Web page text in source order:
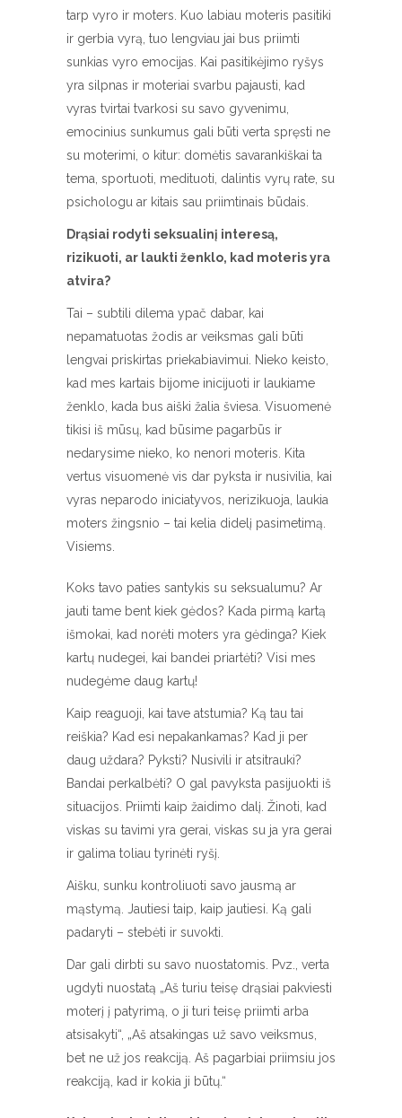
tarp vyro ir moters. Kuo labiau moteris pasitiki
ir gerbia vyrą, tuo lengviau jai bus priimti
sunkias vyro emocijas. Kai pasitikėjimo ryšys
yra silpnas ir moteriai svarbu pajausti, kad
vyras tvirtai tvarkosi su savo gyvenimu,
emocinius sunkumus gali būti verta spręsti ne
su moterimi, o kitur: domėtis savarankiškai ta
tema, sportuoti, medituoti, dalintis vyrų rate, su
psichologu ar kitais sau priimtinais būdais.
Drąsiai rodyti seksualinį interesą,
rizikuoti, ar laukti ženklo, kad moteris yra
atvira?
Tai – subtili dilema ypač dabar, kai
nepamatuotas žodis ar veiksmas gali būti
lengvai priskirtas priekabiavimui. Nieko keisto,
kad mes kartais bijome inicijuoti ir laukiame
ženklo, kada bus aiški žalia šviesa. Visuomenė
tikisi iš mūsų, kad būsime pagarbūs ir
nedarysime nieko, ko nenori moteris. Kita
vertus visuomenė vis dar pyksta ir nusivilia, kai
vyras neparodo iniciatyvos, nerizikuoja, laukia
moters žingsnio – tai kelia didelį pasimetimą.
Visiems.
Koks tavo paties santykis su seksualumu? Ar
jauti tame bent kiek gėdos? Kada pirmą kartą
išmokai, kad norėti moters yra gėdinga? Kiek
kartų nudegei, kai bandei priartėti? Visi mes
nudegėme daug kartų!
Kaip reaguoji, kai tave atstumia? Ką tau tai
reiškia? Kad esi nepakankamas? Kad ji per
daug uždara? Pyksti? Nusivili ir atsitrauki?
Bandai perkalbėti? O gal pavyksta pasijuokti iš
situacijos. Priimti kaip žaidimo dalį. Žinoti, kad
viskas su tavimi yra gerai, viskas su ja yra gerai
ir galima toliau tyrinėti ryšį.
Aišku, sunku kontroliuoti savo jausmą ar
mąstymą. Jautiesi taip, kaip jautiesi. Ką gali
padaryti – stebėti ir suvokti.
Dar gali dirbti su savo nuostatomis. Pvz., verta
ugdyti nuostatą „Aš turiu teisę drąsiai pakviesti
moterį į patyrimą, o ji turi teisę priimti arba
atsisakyti“, „Aš atsakingas už savo veiksmus,
bet ne už jos reakciją. Aš pagarbiai priimsiu jos
reakciją, kad ir kokia ji būtų.“